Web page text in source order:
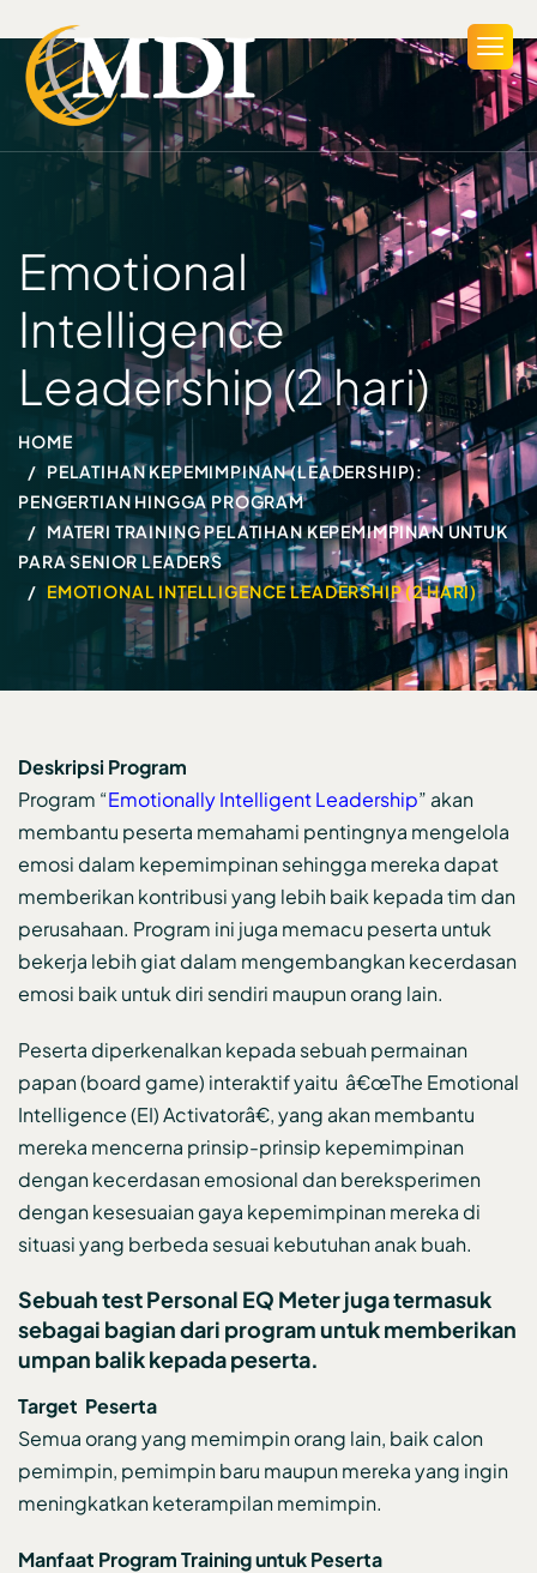
Emotional
Intelligence
Leadership (2 hari)
HOME
PELATIHAN KEPEMIMPINAN (LEADERSHIP):
PENGERTIAN HINGGA PROGRAM
MATERI TRAINING PELATIHAN KEPEMIMPINAN UNTUK
PARA SENIOR LEADERS
EMOTIONAL INTELLIGENCE LEADERSHIP (2 HARI)
Deskripsi Program
Program “Emotionally Intelligent Leadership” akan
membantu peserta memahami pentingnya mengelola
emosi dalam kepemimpinan sehingga mereka dapat
memberikan kontribusi yang lebih baik kepada tim dan
perusahaan. Program ini juga memacu peserta untuk
bekerja lebih giat dalam mengembangkan kecerdasan
emosi baik untuk diri sendiri maupun orang lain.
Peserta diperkenalkan kepada sebuah permainan
papan (board game) interaktif yaitu â€œThe Emotional
Intelligence (EI) Activatorâ€, yang akan membantu
mereka mencerna prinsip-prinsip kepemimpinan
dengan kecerdasan emosional dan bereksperimen
dengan kesesuaian gaya kepemimpinan mereka di
situasi yang berbeda sesuai kebutuhan anak buah.
Sebuah test Personal EQ Meter juga termasuk
sebagai bagian dari program untuk memberikan
umpan balik kepada peserta.
Target Peserta
Semua orang yang memimpin orang lain, baik calon
pemimpin, pemimpin baru maupun mereka yang ingin
meningkatkan keterampilan memimpin.
Manfaat Program Training untuk Peserta